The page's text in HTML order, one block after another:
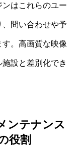
はこれらのユー
問い合わせや予
。高画質な映像
設と差別化でき
ンテナンス
役割